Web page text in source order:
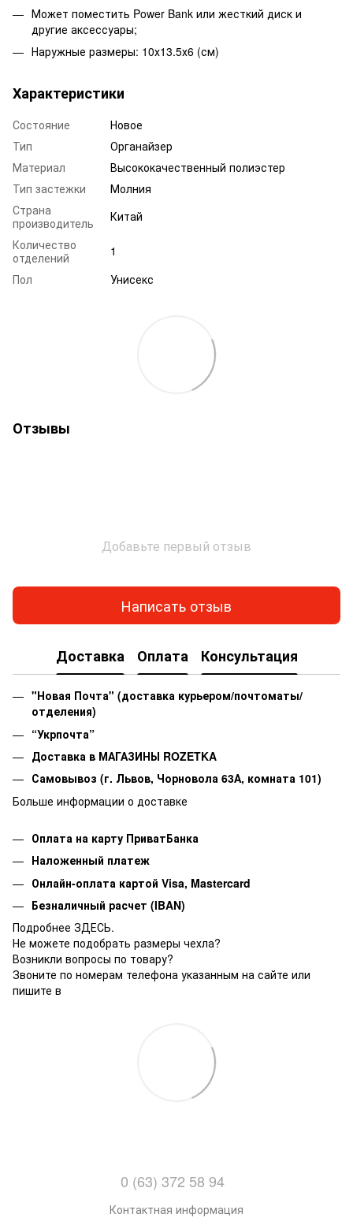
Может поместить Power Bank или жесткий диск и
другие аксессуары;
Наружные размеры: 10х13.5х6 (см)
Характеристики
Состояние
Новое
Тип
Органайзер
Материал
Высококачественный полиэстер
Тип застежки
Молния
Страна
производитель
Китай
Количество
отделений
1
Пол
Унисекс
Отзывы
Добавьте первый отзыв
Написать отзыв
Доставка Оплата Консультация
"Новая Почта" (доставка курьером/почтоматы/
отделения)
“Укрпочта”
Доставка в МАГАЗИНЫ ROZETKA
Самовывоз (г. Львов, Чорновола 63А, комната 101)
Больше информации о доставке
Оплата на карту ПриватБанка
Наложенный платеж
Онлайн-оплата картой Visa, Mastercard
Безналичный расчет (IBAN)
Подробнее ЗДЕСЬ.
Не можете подобрать размеры чехла?
Возникли вопросы по товару?
Звоните по номерам телефона указанным на сайте или
пишите в
0 (63) 372 58 94
Контактная информация